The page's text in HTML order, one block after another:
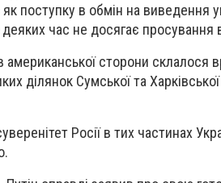
поступку в обмін на виведення
час не досягає просування
сторони склалося
ділянок Сумської та Харківської
Росії в тих частинах